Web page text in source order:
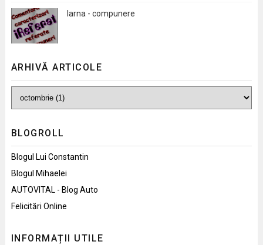
Iarna - compunere
ARHIVĂ ARTICOLE
BLOGROLL
Blogul Lui Constantin
Blogul Mihaelei
AUTOVITAL - Blog Auto
Felicitări Online
INFORMAȚII UTILE